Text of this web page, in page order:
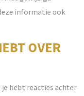
informatie ook
OVER
je hebt reacties achter